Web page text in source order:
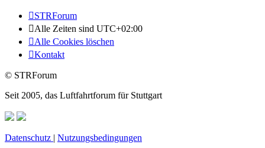
STRForum
Alle Zeiten sind UTC+02:00
Alle Cookies löschen
Kontakt
© STRForum
Seit 2005, das Luftfahrtforum für Stuttgart
Datenschutz Nutzungsbedingungen